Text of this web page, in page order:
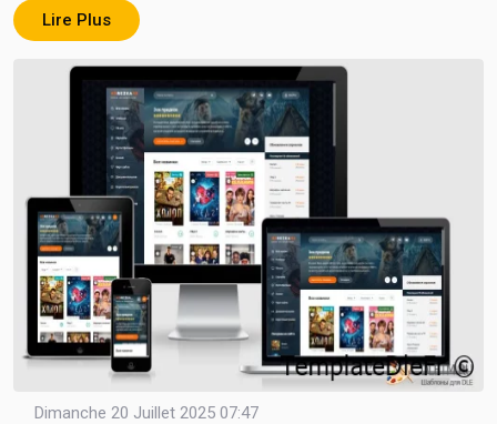
Lire Plus
Dimanche 20 Juillet 2025 07:47